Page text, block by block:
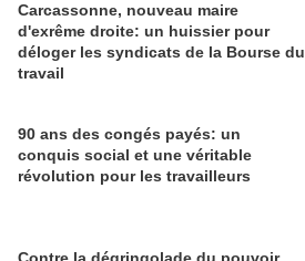
Carcassonne, nouveau maire
d'exrême droite: un huissier pour
déloger les syndicats de la Bourse du
travail
90 ans des congés payés: un
conquis social et une véritable
révolution pour les travailleurs